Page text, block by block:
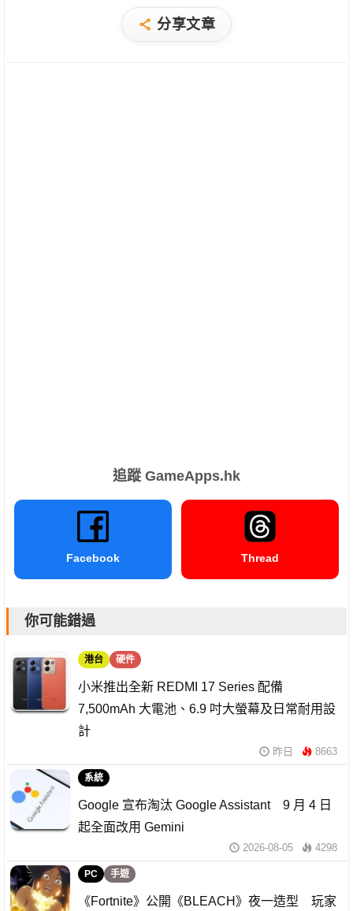
分享文章
追蹤 GameApps.hk
Facebook Thread
你可能錯過
港台 硬件
小米推出全新 REDMI 17 Series 配備
7,500mAh 大電池、6.9 吋大螢幕及日常耐用設
計
昨日 8663
系統
Google 宣布淘汰 Google Assistant 9 月 4 日
起全面改用 Gemini
2026-08-05 4298
PC 手遊
《Fortnite》公開《BLEACH》夜一造型 玩家